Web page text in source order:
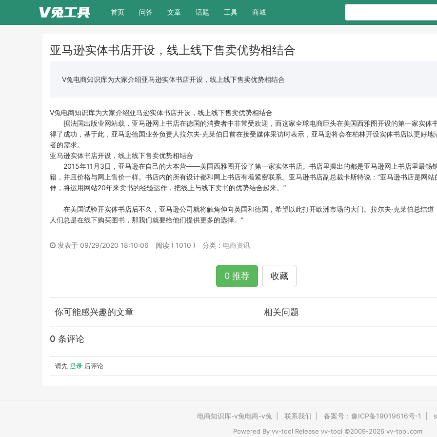
首页(current)
问答 文章 话题 工具 商城
亚马逊实体书店开设，线上线下售卖优势相结合
V兔电商知识库为大家介绍亚马逊实体书店开设，线上线下售卖优势相结合
V兔电商知识库为大家介绍亚马逊实体书店开设，线上线下售卖优势相结合
据法国出版业网站载，亚马逊网上书店在德国的消费者中非常受欢迎，而这家全球电商巨头在美国西雅图开设的第一家实体
得了成功，基于此，亚马逊德国业务负责人拉尔夫·克莱伯日前在接受媒体采访时表示，亚马逊将会在柏林开设实体书店以更好地
者的需求。
亚马逊实体书店开设，线上线下售卖优势相结合
2015年11月3日，亚马逊在自己的大本营——美国西雅图开设了第一家实体书店。书店里摆出的都是亚马逊网上书店里最畅
籍，并且价格与网上售价一样。书店内的所有设计都和网上书店有着紧密联系。亚马逊书店副总裁卡斯特说：“亚马逊书店是网站
伸，将运用网站20年来卖书的经验运作，把线上与线下卖书的优势结合起来。”
在美国试验开实体书店后不久，亚马逊公司就将触角伸向英国和德国，希望以此打开欧洲市场的大门。拉尔夫·克莱伯总结道
人们总是在线下购买图书，那我们就要给他们提供更多的选择。”
发表于 09/29/2020 18:10:06 阅读 ( 1010 ) 分类： 电商资讯
0 推荐 收藏
你可能感兴趣的文章 相关问题
0 条评论
请先 登录 后评论
电商知识库-v兔电商-v兔 联系我们 备案号：豫ICP备19019616号-1
Powered By vv-tool Release vv-tool ©2009-2026 vv-tool.com